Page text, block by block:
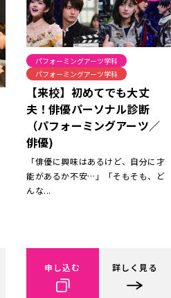
パフォーミングアーツ学科
パフォーミングアーツ学科
【来校】初めてでも大丈
夫！俳優パーソナル診断
（パフォーミングアーツ／
俳優)
「俳優に興味はあるけど、自分に才
能があるか不安…」「そもそも、ど
んな...
申し込む 詳しく見る